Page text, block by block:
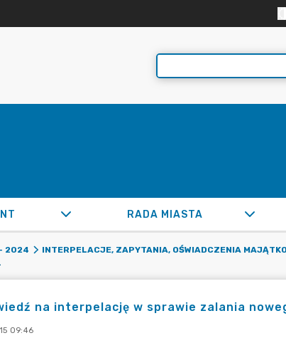
RADA MIASTA
2024 INTERPELACJE, ZAPYTANIA, OŚWIADCZENIA
ROGOŹNEJ.
na interpelację w sprawie zalania
09:46